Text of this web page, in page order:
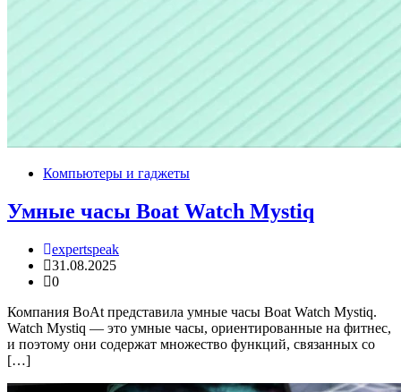
Компьютеры и гаджеты
Умные часы Boat Watch Mystiq
expertspeak
31.08.2025
0
Компания BoAt представила умные часы Boat Watch Mystiq.
Watch Mystiq — это умные часы, ориентированные на фитнес,
и поэтому они содержат множество функций, связанных со
[…]